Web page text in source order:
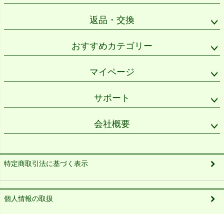
返品・交換
おすすめカテゴリー
マイページ
サポート
会社概要
特定商取引法に基づく表示
個人情報の取扱